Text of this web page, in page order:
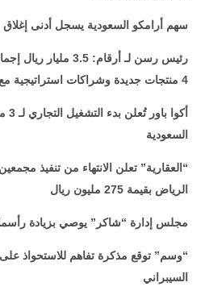
سهم أرامكو السعودية يسجل أدنى إغلاق منذ
رئيس رسن لـ أرقام:
4 منتجات جديدة وشراكات استراتيجية مع البنك الأهلي ومنصة مساند
السعودية
“العقارية” تعلن الانتهاء من تنفيذ
الرياض بقيمة 275 مليون ريال
مجلس إدارة “شاكر” يوصي بزيادة رأسمال
“وسم” توقع مذكرة تفاهم للاستحواذ
السيبراني